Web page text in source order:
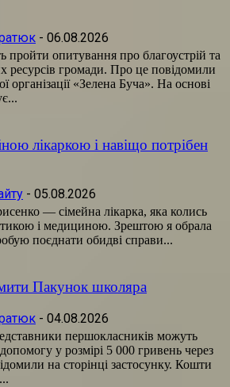
- 06.08.2026
пройти опитування про благоустрій та
ресурсів громади. Про це повідомили
організації «Зелена Буча». На основі
лікаркою і навіщо потрібен
- 05.08.2026
— сімейна лікарка, яка колись
і медициною. Зрештою я обрала
поєднати обидві справи...
Пакунок школяра
- 04.08.2026
першокласників можуть
у розмірі 5 000 гривень через
на сторінці застосунку. Кошти